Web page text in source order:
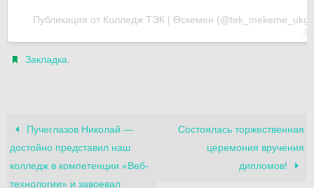
Публикация от Колледж ТЭК | Өскемен (@tek_mekeme_ukg)
Закладка.
Пучеглазов Николай —
достойно представил наш
колледж в компетенции «Веб-
технологии» и завоевал
Cостоялась торжественная
церемония вручения
дипломов!